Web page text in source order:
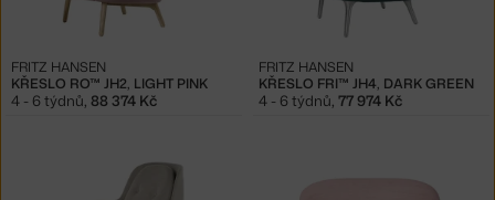
KŘESLO RO™ JH2, LIGHT PINK
FRITZ HANSEN
4 - 6 týdnů, 88 374 Kč
KŘESLO FRI™ JH4, DARK GREEN
FRITZ HANSEN
4 - 6 týdnů, 77 974 Kč